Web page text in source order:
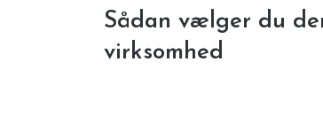
Sådan vælger du
virksomhed